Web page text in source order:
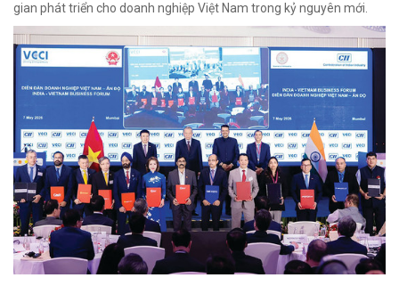
gian phát triển cho doanh nghiệp Việt Nam trong kỷ nguyên mới.